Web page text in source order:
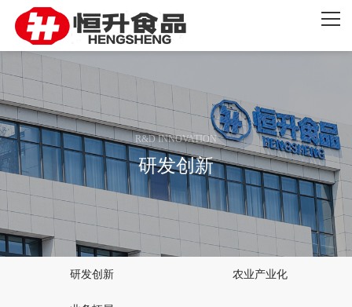
网站首页
关于恒升
创新发展
品牌产品
新闻资讯
联系我们
R&D INNOVATION
研发创新
研发创新 农业产业化